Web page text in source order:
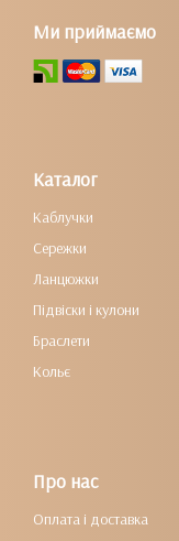
Ми приймаємо
Каталог
Каблучки
Сережки
Ланцюжки
Підвіски і кулони
Браслети
Кольє
Про нас
Оплата і доставка